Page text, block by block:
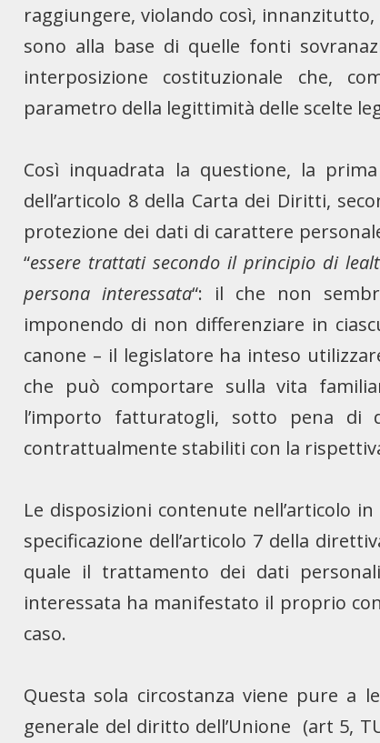
raggiungere, violando così,
sono alla base di quelle fonti
interposizione costituzionale che,
parametro della legittimità delle scelte
Così inquadrata la questione, la
dell’articolo 8 della Carta dei Diritti,
protezione dei dati di carattere
“essere trattati secondo il principio di
persona interessata“: il che non
imponendo di non differenziare in
canone – il legislatore ha inteso
che può comportare sulla vita
l’importo fatturatogli, sotto pena di
contrattualmente stabiliti con la
Le disposizioni contenute nell’articolo
specificazione dell’articolo 7 della
quale il trattamento dei dati
interessata ha manifestato il proprio
caso.
Questa sola circostanza viene pure a
generale del diritto dell’Unione (art 5,